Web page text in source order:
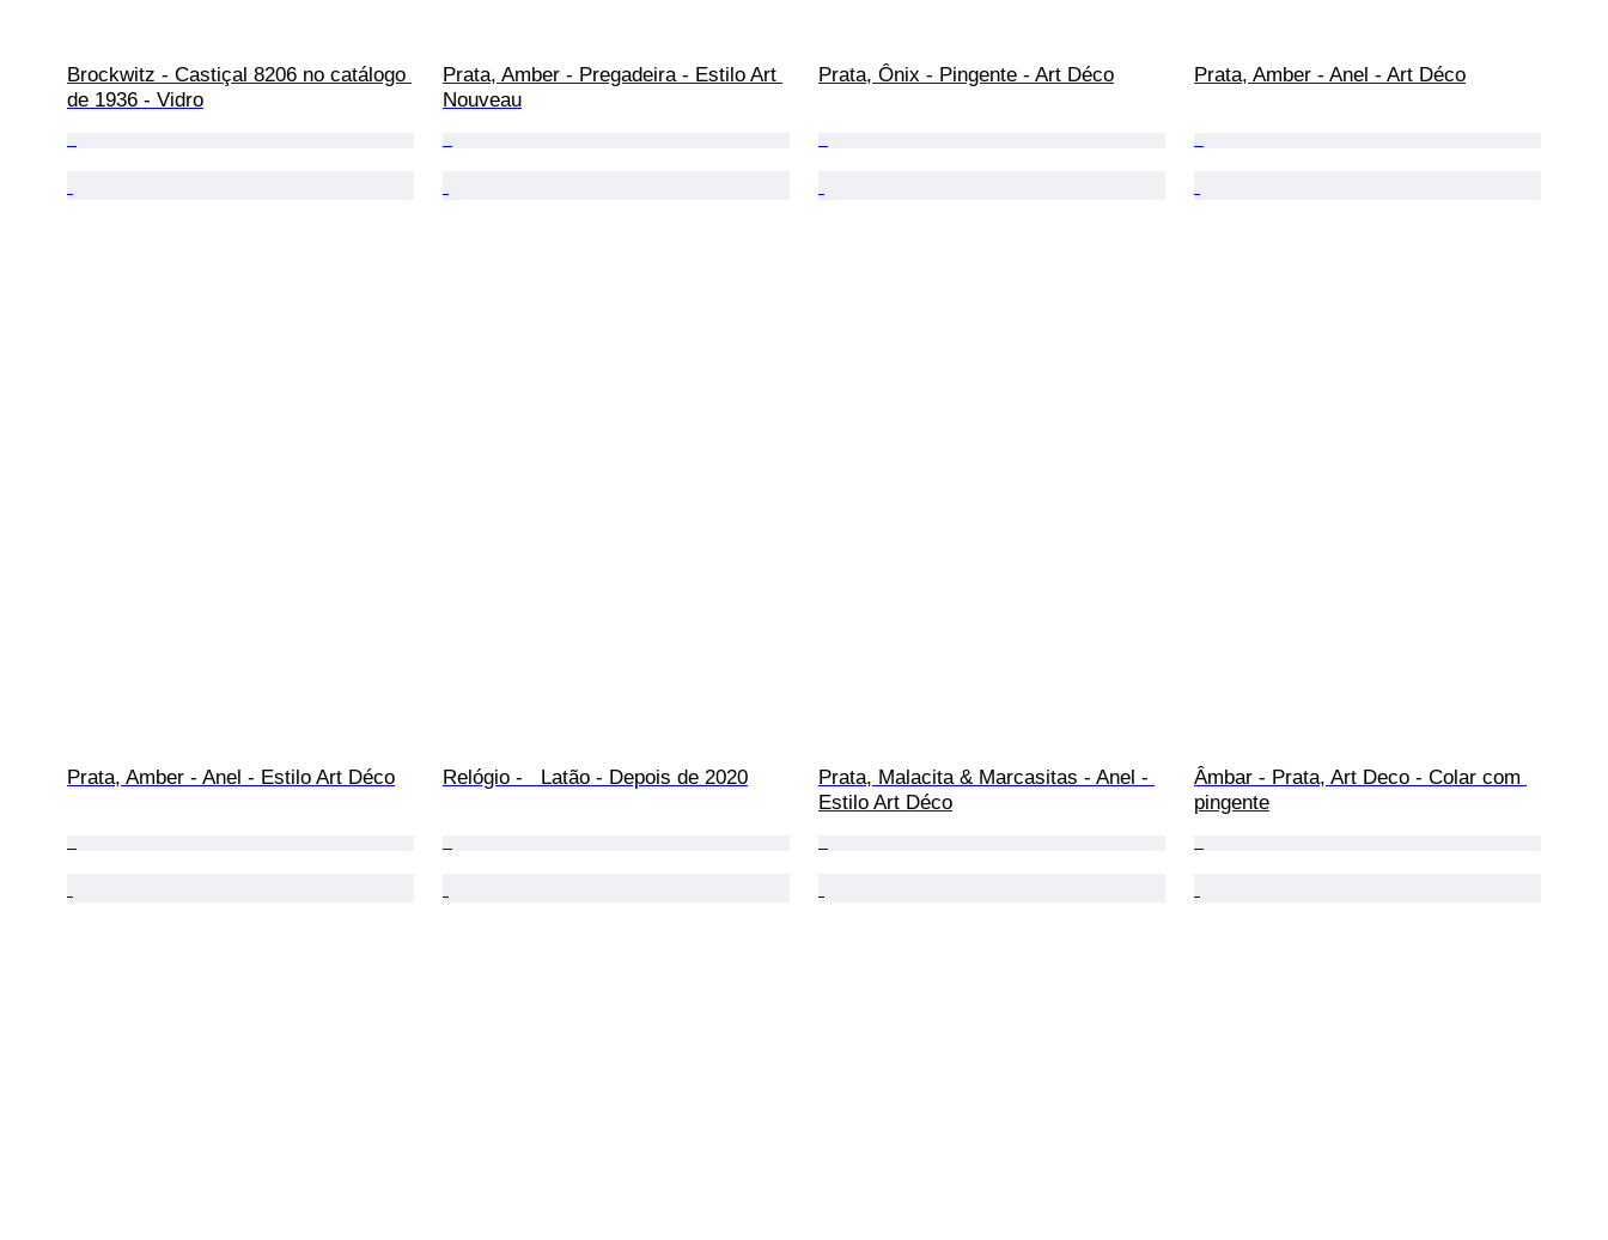
Brockwitz - Castiçal 8206 no catálogo
de 1936 - Vidro
Prata, Amber - Pregadeira - Estilo Art
Nouveau
Prata, Ônix - Pingente - Art Déco Prata, Amber - Anel - Art Déco
Prata, Amber - Anel - Estilo Art Déco Relógio -   Latão - Depois de 2020
Prata, Malacita & Marcasitas - Anel -
Estilo Art Déco
Âmbar - Prata, Art Deco - Colar com
pingente